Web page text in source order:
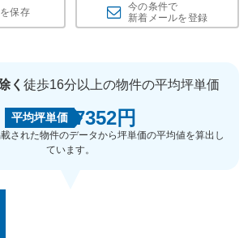
保存
今の条件で
新着メールを登録
く 徒歩16分以上の物件の平均坪単価
平均坪単価 7352円
された物件のデータから坪単価の平均値を算出し
ています。